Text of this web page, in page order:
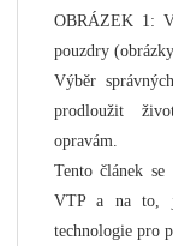
OBRÁZEK ​​1:
pouzdry
Výběr
prodloužit
opravám.
Tento článek
VTP a na to,
technologie pro